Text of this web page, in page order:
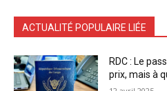
ACTUALITÉ POPULAIRE LIÉE
RDC : Le
prix, mais à